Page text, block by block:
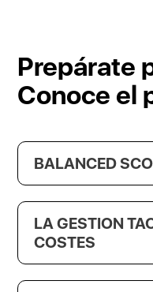
Prepárate
Conoce el
BALANCED
LA GESTION
COSTES